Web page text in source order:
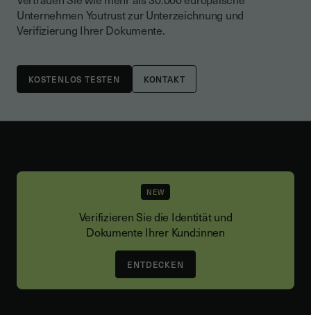
Unternehmen Youtrust zur Unterzeichnung und
Verifizierung Ihrer Dokumente.
KONTAKT
NEW
Verifizieren Sie die Identität und
Dokumente Ihrer Kund:innen
ENTDECKEN